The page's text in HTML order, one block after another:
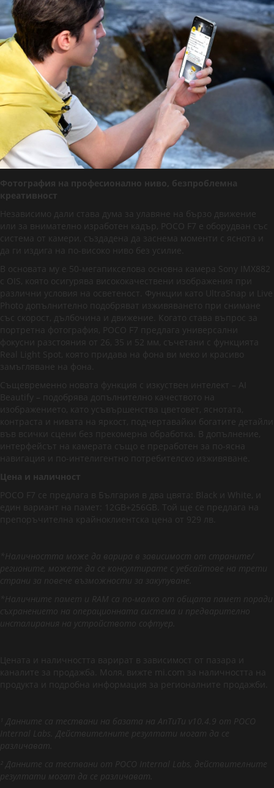
Фотография на професионално ниво, безпроблемна
креативност
Независимо дали става дума за улавяне на бързо движение
или за внимателно изработен кадър, POCO F7 е оборудван със
система от камери, създадена да заснема моменти с яснота и
да ги издига на по-високо ниво без усилие.
В основата му е 50-мегапикселова основна камера Sony IMX882
с OIS, която осигурява висококачествени изображения при
различни условия на осветеност. Функции като UltraSnap и Live
Photo допълнително подобряват изживяването при снимане
със скорост, дълбочина и движение. Когато става въпрос за
портретна фотография, POCO F7 предлага универсални
фокусни разстояния от 26, 35 и 52 мм, съчетани с функцията
Real Light Spot, която придава на фона ви меко и красиво
замъгляване на фона.
Същевременно новата функция с изкуствен интелект – AI
Beautify – подобрява допълнително качеството на
изображението, като усъвършенства цветовет, яснотата,
контраста и нивата на яркост, подчертавайки богатите детайли
във всички сцени без прекомерна обработка. В допълнение,
интерфейсът на камерата също е преработен за по-ясна
навигация и по-интелигентно потребителско изживяване.
Цена и наличност
POCO F7 се предлага в България в два цвята: Black и White, и
един вариант на памет: 12GB+256GB. Той ще се предлага на
препоръчителна крайноклиентска цена от 929 лв.
*Наличността може да варира в зависимост от страните/
регионите, можете да се консултирате с уебсайтове на трети
страни за повече възможности за закупуване.
*Наличните памет и RAM са по-малко от общата памет поради
съхранението на операционната система и предварително
инсталирания на устройството софтуер.
Цената и наличността варират в зависимост от пазара и
каналите за продажба. Моля, вижте mi.com за наличността на
продукта и подробна информация за регионалните продажби.
¹ Данните са тествани на базата на AnTuTu v10.4.9 от POCO
Internal Labs. Действителните резултати могат да се
различават.
² Данните са тествани от POCO Internal Labs, действителните
резултати могат да се различават.